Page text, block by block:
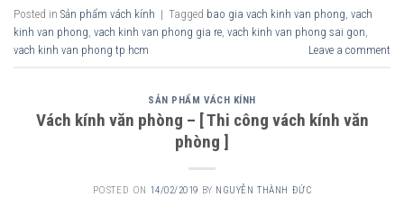
Posted in Sản phẩm vách kính | Tagged bao gia vach kinh van phong vach
kinh van phong vach kinh van phong gia re vach kinh van phong sai gon
vach kinh van phong tp hcm
Leave a comment
SẢN PHẨM VÁCH KÍNH
Vách kính văn phòng – [ Thi công vách kính văn
phòng ]
POSTED ON 14/02/2019 BY NGUYỄN THÀNH ĐỨC